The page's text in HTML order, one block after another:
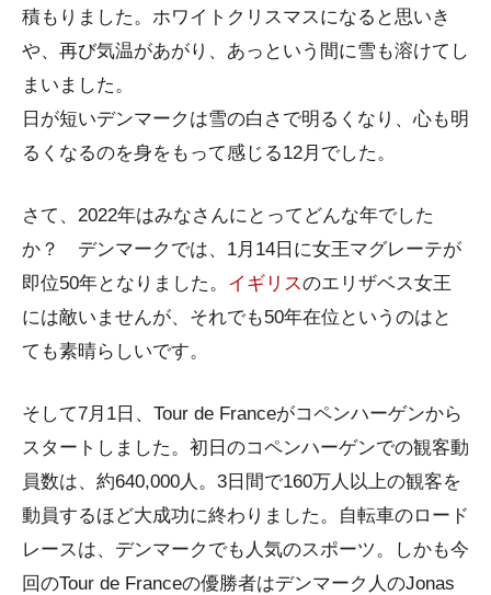
積もりました。ホワイトクリスマスになると思いき
や、再び気温があがり、あっという間に雪も溶けてし
まいました。
日が短いデンマークは雪の白さで明るくなり、心も明
るくなるのを身をもって感じる12月でした。
さて、2022年はみなさんにとってどんな年でした
か？ デンマークでは、1月14日に女王マグレーテが
即位50年となりました。 イギリスのエリザベス女王
には敵いませんが、それでも50年在位というのはと
ても素晴らしいです。
そして7月1日、Tour de Franceがコペンハーゲンから
スタートしました。初日のコペンハーゲンでの観客動
員数は、約640,000人。3日間で160万人以上の観客を
動員するほど大成功に終わりました。自転車のロード
レースは、デンマークでも人気のスポーツ。しかも今
回のTour de Franceの優勝者はデンマーク人のJonas